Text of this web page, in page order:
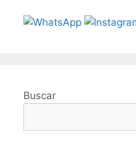
Buscar